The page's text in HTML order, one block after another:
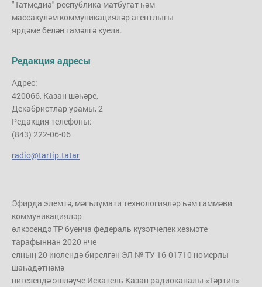
"Татмедиа" республика матбугат һәм
массакуләм коммуникацияләр агентлыгы
ярдәме белән гамәлгә куела.
Редакция адресы
Адрес:
420066, Казан шәһәре,
Декабристлар урамы, 2
Редакция телефоны:
(843) 222-06-06
radio@tartip.tatar
Эфирда элемтә, мәгълүмати технологияләр һәм гаммәви
коммуникацияләр
өлкәсендә ТР буенча федераль күзәтчелек хезмәте
тарафыннан 2020 нче
елның 20 июлендә бирелгән ЭЛ № ТУ 16-01710 номерлы
шаһадәтнәмә
нигезендә эшләүче Искатель Казан радиоканалы «Тәртип»